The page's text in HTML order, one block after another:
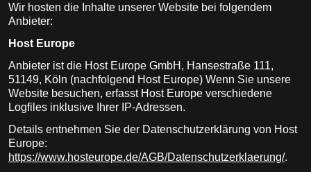
Wir hosten die Inhalte unserer Website bei folgendem
Anbieter:
Host Europe
Anbieter ist die Host Europe GmbH, Hansestraße 111,
51149, Köln (nachfolgend Host Europe) Wenn Sie unsere
Website besuchen, erfasst Host Europe verschiedene
Logfiles inklusive Ihrer IP-Adressen.
Details entnehmen Sie der Datenschutzerklärung von Host
Europe:
https://www.hosteurope.de/AGB/Datenschutzerklaerung/.